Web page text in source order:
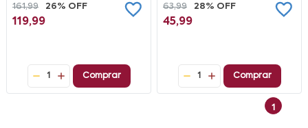
161,99
26% OFF
119,99
1 Comprar
63,99
28% OFF
45,99
1 Comprar
1